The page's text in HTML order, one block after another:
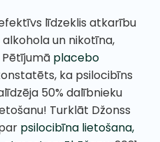
līdzeklis atkarību
un nikotīna,
placebo
ka psilocibīns
50% dalībnieku
Turklāt Džonss
psilocibīna lietošana,